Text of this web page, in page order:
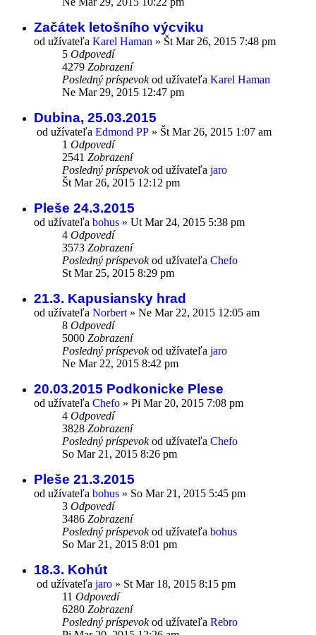
Začátek letošního výcviku
od užívateľa Karel Haman » Št Mar 26, 2015 7:48 pm
5 Odpovedí
4279 Zobrazení
Posledný príspevokod užívateľa Karel Haman
Ne Mar 29, 2015 12:47 pm
Dubina, 25.03.2015
od užívateľa Edmond PP » Št Mar 26, 2015 1:07 am
1 Odpovedí
2541 Zobrazení
Posledný príspevokod užívateľa jaro
Št Mar 26, 2015 12:12 pm
Pleše 24.3.2015
od užívateľa bohus » Ut Mar 24, 2015 5:38 pm
4 Odpovedí
3573 Zobrazení
Posledný príspevokod užívateľa Chefo
St Mar 25, 2015 8:29 pm
21.3. Kapusiansky hrad
od užívateľa Norbert » Ne Mar 22, 2015 12:05 am
8 Odpovedí
5000 Zobrazení
Posledný príspevokod užívateľa jaro
Ne Mar 22, 2015 8:42 pm
20.03.2015 Podkonicke Plese
od užívateľa Chefo » Pi Mar 20, 2015 7:08 pm
4 Odpovedí
3828 Zobrazení
Posledný príspevokod užívateľa Chefo
So Mar 21, 2015 8:26 pm
Pleše 21.3.2015
od užívateľa bohus » So Mar 21, 2015 5:45 pm
3 Odpovedí
3486 Zobrazení
Posledný príspevokod užívateľa bohus
So Mar 21, 2015 8:01 pm
18.3. Kohút
od užívateľa jaro » St Mar 18, 2015 8:15 pm
11 Odpovedí
6280 Zobrazení
Posledný príspevokod užívateľa Rebro